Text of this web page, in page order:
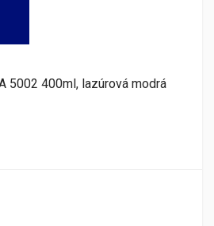
5002 400ml, lazúrová modrá